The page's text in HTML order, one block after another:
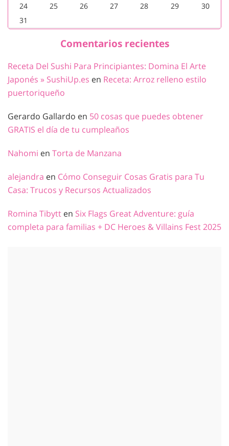
24
25 26 27 28 29
30
31
Comentarios recientes
Receta Del Sushi Para Principiantes: Domina El Arte
Japonés » SushiUp.es en Receta: Arroz relleno estilo
puertoriqueño
Gerardo Gallardo en 50 cosas que puedes obtener
GRATIS el día de tu cumpleaños
Nahomi en Torta de Manzana
alejandra en Cómo Conseguir Cosas Gratis para Tu
Casa: Trucos y Recursos Actualizados
Romina Tibytt en Six Flags Great Adventure: guía
completa para familias + DC Heroes & Villains Fest 2025